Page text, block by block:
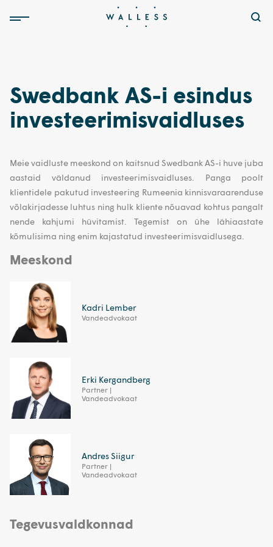
Swedbank AS-i esindus
investeerimisvaidluses
Meie vaidluste meeskond on kaitsnud Swedbank AS-i huve juba
aastaid väldanud investeerimisvaidluses. Panga poolt
klientidele pakutud investeering Rumeenia kinnisvaraarenduse
võlakirjadesse luhtus ning hulk kliente nõuavad kohtus pangalt
nende kahjumi hüvitamist. Tegemist on ühe lähiaastate
kõmulisima ning enim kajastatud investeerimisvaidlusega.
Meeskond
Kadri Lember
Vandeadvokaat
Erki Kergandberg
Partner |
Vandeadvokaat
Andres Siigur
Partner |
Vandeadvokaat
Tegevusvaldkonnad